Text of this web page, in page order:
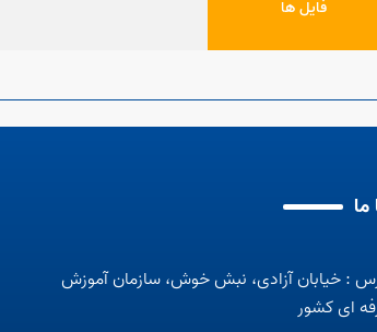
فایل ها
ما
: خیابان آزادی، نبش خوش، سازمان آموزش
ای کشور